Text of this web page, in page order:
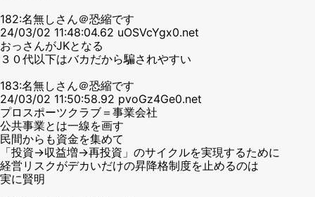
182:名無しさん＠恐縮です
24/03/02 11:48:04.62 uOSVcYgx0.net
おっさんがJKとなる
３０代以下はバカだから騙されやすい
183:名無しさん＠恐縮です
24/03/02 11:50:58.92 pvoGz4Ge0.net
プロスポーツクラブ＝事業会社
公共事業とは一線を画す
民間からも資金を集めて
「投資→収益増→再投資」のサイクルを実現するために
経営リスクがデカいだけの昇降格制度を止めるのは
実に賢明